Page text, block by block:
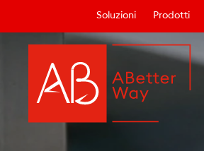
Soluzioni Prodotti